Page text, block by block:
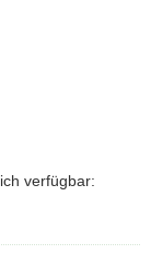
verfügbar: